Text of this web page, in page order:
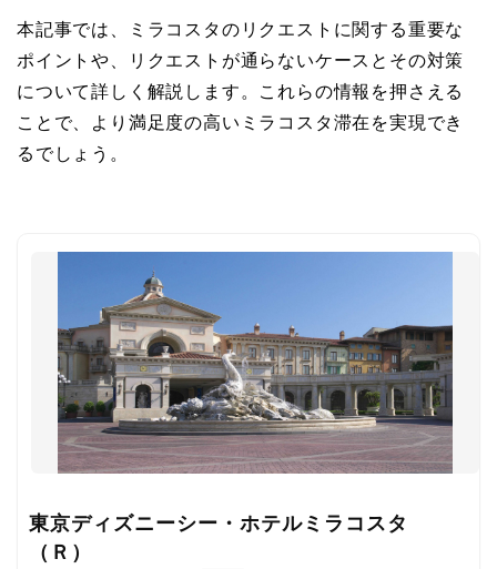
本記事では、ミラコスタのリクエストに関する重要な
ポイントや、リクエストが通らないケースとその対策
について詳しく解説します。これらの情報を押さえる
ことで、より満足度の高いミラコスタ滞在を実現でき
るでしょう。
東京ディズニーシー・ホテルミラコスタ
（Ｒ）